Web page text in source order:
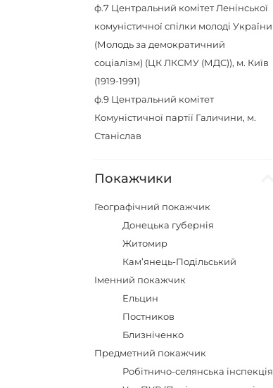
ф.7 Центральний комітет Ленінської
комуністичної спілки молоді України
(Молодь за демократичний
соціалізм) (ЦК ЛКСМУ (МДС)), м. Київ
(1919-1991)
ф.9 Центральний комітет
Комуністичної партії Галичини, м.
Станіслав
Покажчики
Географічний покажчик
Донецька губернія
Житомир
Кам’янець-Подільський
Іменний покажчик
Ельцин
Постников
Близніченко
Предметний покажчик
Робітничо-селянська інспекція